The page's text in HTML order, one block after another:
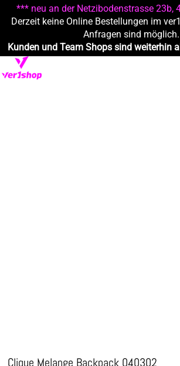
*** neu an der Netzibodenstrasse 23b,
Derzeit keine Online Bestellungen im
Anfragen sind möglich.
Kunden und Team Shops sind weiterhin
Clique Melange Backpack 040302